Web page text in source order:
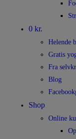
0 kr.
Helende
Gratis
Fra
Blog
Shop
Online